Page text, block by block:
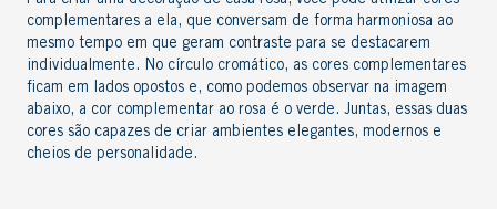
complementares a ela, que conversam de forma harmoniosa ao
mesmo tempo em que geram contraste para se destacarem
individualmente. No círculo cromático, as cores complementares
ficam em lados opostos e, como podemos observar na imagem
abaixo, a cor complementar ao rosa é o verde. Juntas, essas duas
cores são capazes de criar ambientes elegantes, modernos e
cheios de personalidade.